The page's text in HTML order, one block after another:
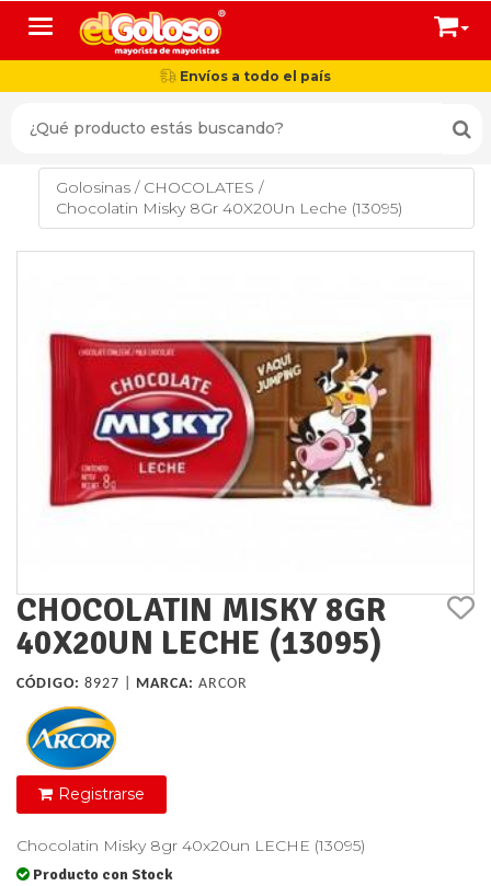
Toggle navigation
Envíos a todo el país
Golosinas / CHOCOLATES /
Chocolatin Misky 8Gr 40X20Un Leche (13095)
CHOCOLATIN MISKY 8GR
40X20UN LECHE (13095)
CÓDIGO: 8927 | MARCA: ARCOR
Registrarse
Chocolatin Misky 8gr 40x20un LECHE (13095)
Producto con Stock